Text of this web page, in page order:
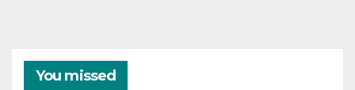
You missed